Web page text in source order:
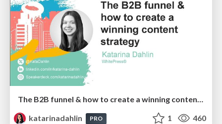
The B2B funnel & how to create a winning content strategy
katarinadahlin
PRO 1 460